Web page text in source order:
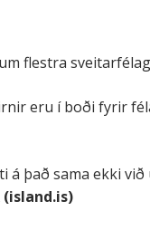
flestra
eru í boði fyrir
á það sama ekki